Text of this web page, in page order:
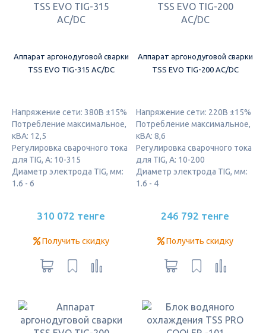
Аппарат аргонодуговой сварки
TSS EVO TIG-315 AC/DC
Напряжение сети: 380В ±15%
Потребление максимальное,
кВА: 12,5
Регулировка сварочного тока
для TIG, А: 10-315
Диаметр электрода TIG, мм:
1.6 - 6
310 072 тенге
Получить скидку
Аппарат аргонодуговой сварки
TSS EVO TIG-200 AC/DC
Напряжение сети: 220В ±15%
Потребление максимальное,
кВА: 8,6
Регулировка сварочного тока
для TIG, А: 10-200
Диаметр электрода TIG, мм:
1.6 - 4
246 792 тенге
Получить скидку